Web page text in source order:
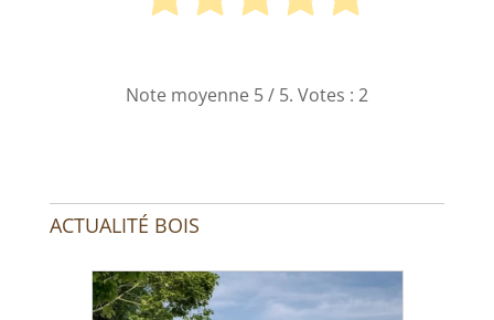
Note moyenne 5/ 5. Votes : 2
ACTUALITÉ BOIS